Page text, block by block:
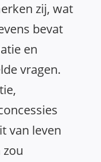
zij, wat
bevat
en
vragen.
van leven